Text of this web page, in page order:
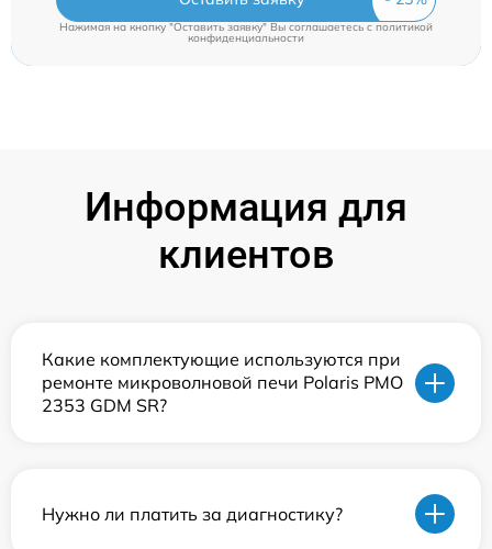
Нажимая на кнопку "Оставить заявку" Вы соглашаетесь c политикой
конфиденциальности
Информация для
клиентов
Какие комплектующие используются при
ремонте микроволновой печи Polaris PMO
2353 GDM SR?
Нужно ли платить за диагностику?